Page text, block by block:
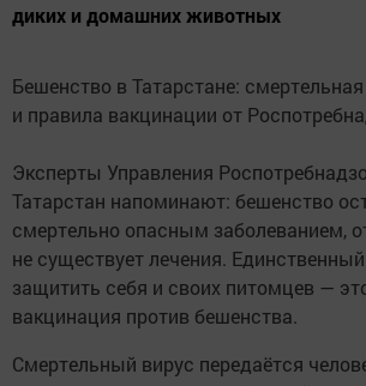
диких и домашних животных
Бешенство в Татарстане:
и правила вакцинации от
Эксперты Управления
Татарстан напоминают: бешенство
смертельно опасным заболеванием,
не существует лечения.
защитить себя и своих питомцев —
вакцинация против бешенства.
Смертельный вирус передаётся